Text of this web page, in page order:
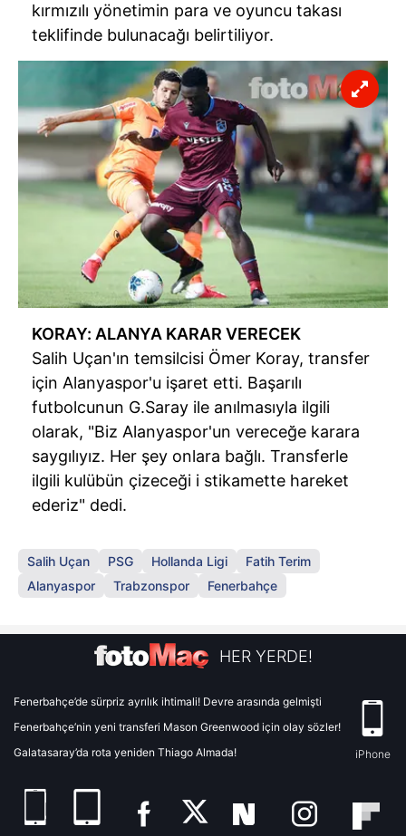
kırmızılı yönetimin para ve oyuncu takası
teklifinde bulunacağı belirtiliyor.
KORAY: ALANYA KARAR VERECEK
Salih Uçan'ın temsilcisi Ömer Koray, transfer
için Alanyaspor'u işaret etti. Başarılı
futbolcunun G.Saray ile anılmasıyla ilgili
olarak, "Biz Alanyaspor'un vereceğe karara
saygılıyız. Her şey onlara bağlı. Transferle
ilgili kulübün çizeceği i stikamette hareket
ederiz" dedi.
Salih Uçan PSG Hollanda Ligi
Fatih Terim
Alanyaspor
Trabzonspor Fenerbahçe
HER YERDE!
Fenerbahçe’de sürpriz ayrılık ihtimali! Devre arasında gelmişti
Fenerbahçe’nin yeni transferi Mason Greenwood için olay sözler!
Galatasaray’da rota yeniden Thiago Almada!
iPhone